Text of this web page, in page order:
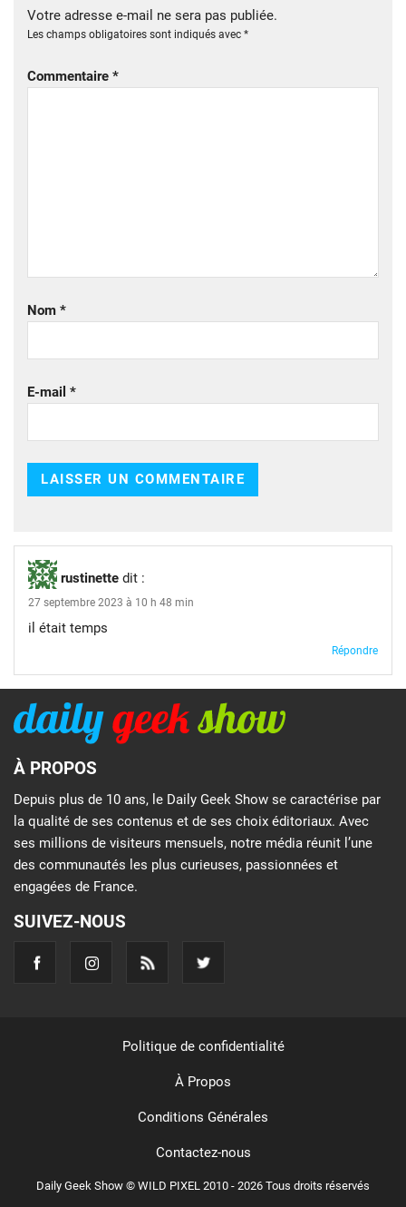
Votre adresse e-mail ne sera pas publiée.
Les champs obligatoires sont indiqués avec *
Commentaire *
Nom *
E-mail *
rustinette dit :
27 septembre 2023 à 10 h 48 min
il était temps
Répondre
À PROPOS
Depuis plus de 10 ans, le Daily Geek Show se caractérise par
la qualité de ses contenus et de ses choix éditoriaux. Avec
ses millions de visiteurs mensuels, notre média réunit l’une
des communautés les plus curieuses, passionnées et
engagées de France.
SUIVEZ-NOUS
Daily Geek Show © WILD PIXEL 2010 - 2026 Tous droits réservés
Politique de confidentialité
À Propos
Conditions Générales
Contactez-nous